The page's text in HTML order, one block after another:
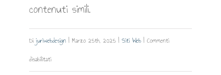
contenuti simili.
Dijuriwebdesign | Marzo 25th, 2025 | Siti Web | Commenti
disabilitatisu